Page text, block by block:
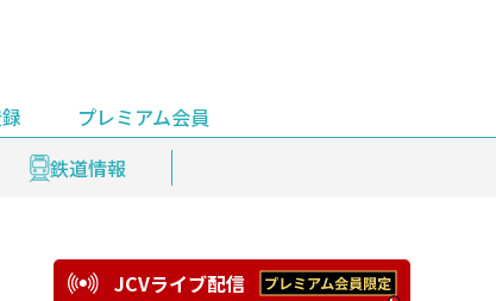
すめ鉄道情報
プレミアム会員
録
JCVライブ配信